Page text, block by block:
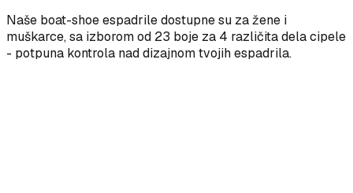
Naše boat-shoe espadrile dostupne su za žene i
muškarce, sa izborom od 23 boje za 4 različita dela cipele
- potpuna kontrola nad dizajnom tvojih espadrila.